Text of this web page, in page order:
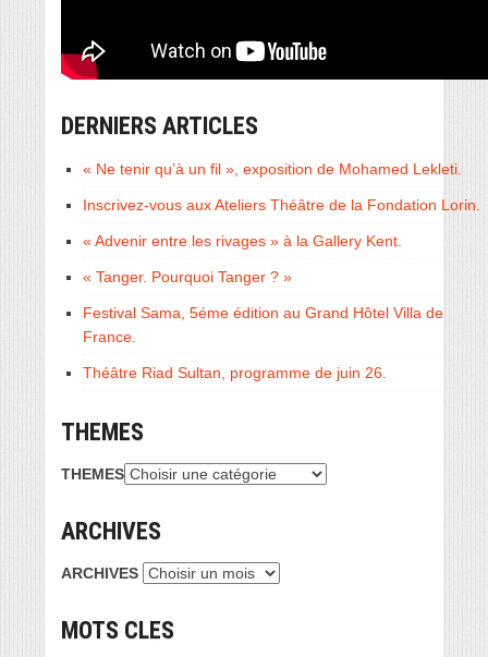
DERNIERS ARTICLES
« Ne tenir qu’à un fil », exposition de Mohamed Lekleti.
Inscrivez-vous aux Ateliers Théâtre de la Fondation Lorin.
« Advenir entre les rivages » à la Gallery Kent.
« Tanger. Pourquoi Tanger ? »
Festival Sama, 5éme édition au Grand Hôtel Villa de
France.
Théâtre Riad Sultan, programme de juin 26.
THEMES
THEMES
ARCHIVES
ARCHIVES
MOTS CLES